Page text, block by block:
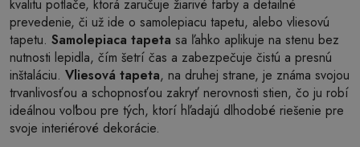
kvalitu potlače, ktorá zaručuje žiarivé farby a detailné
prevedenie, či už ide o samolepiacu tapetu, alebo vliesovú
tapetu. Samolepiaca tapeta sa ľahko aplikuje na stenu bez
nutnosti lepidla, čím šetrí čas a zabezpečuje čistú a presnú
inštaláciu. Vliesová tapeta, na druhej strane, je známa svojou
trvanlivosťou a schopnosťou zakryť nerovnosti stien, čo ju robí
ideálnou voľbou pre tých, ktorí hľadajú dlhodobé riešenie pre
svoje interiérové dekorácie.